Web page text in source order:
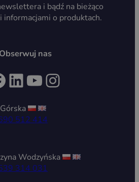
i bądź na bieżąco
informacjami o produktach.
Obserwuj nas
LinkedIn YouTube Instagram
512 414
Wodzyńska
314 031